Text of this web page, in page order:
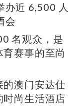
办近 6,500 人
会
名观众，是
赛事的至尚
澳门安达仕
尚生活酒店